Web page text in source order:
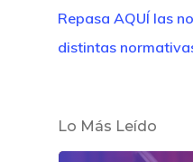
Repasa AQUÍ las
distintas
Lo Más Leído